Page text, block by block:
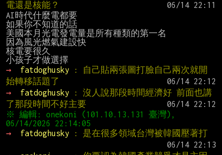
電還是核能？
AI時代什麼電都要
如果你不知道的話
美國本月光電發電量是所有種類的第一名
因為風光燃氣建設快
核電要很久
→
fatdoghusky
: 自己貼兩張圖打臉自己兩次就開
始轉移話題了
→
fatdoghusky
: 沒人說那段時間經濟好 前面也講
了那段時間不好主要
※ 編輯: onekoni (101.10.13.131 臺灣),
→
fatdoghusky
: 是在很多領域台灣被韓國壓著打